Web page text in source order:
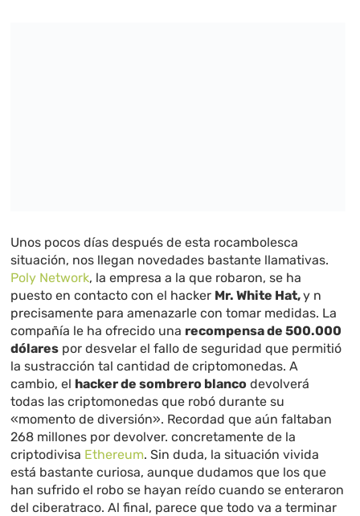
Unos pocos días después de esta rocambolesca
situación, nos llegan novedades bastante llamativas.
Poly Network, la empresa a la que robaron, se ha
puesto en contacto con el hacker Mr. White Hat,y n
precisamente para amenazarle con tomar medidas. La
compañía le ha ofrecido una recompensa de 500.000
dólares por desvelar el fallo de seguridad que permitió
la sustracción tal cantidad de criptomonedas. A
cambio, el hacker de sombrero blanco devolverá
todas las criptomonedas que robó durante su
«momento de diversión». Recordad que aún faltaban
268 millones por devolver. concretamente de la
criptodivisa Ethereum. Sin duda, la situación vivida
está bastante curiosa, aunque dudamos que los que
han sufrido el robo se hayan reído cuando se enteraron
del ciberatraco. Al final, parece que todo va a terminar